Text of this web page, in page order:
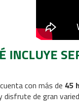
INCLUYE
con más de 45
disfrute de gran